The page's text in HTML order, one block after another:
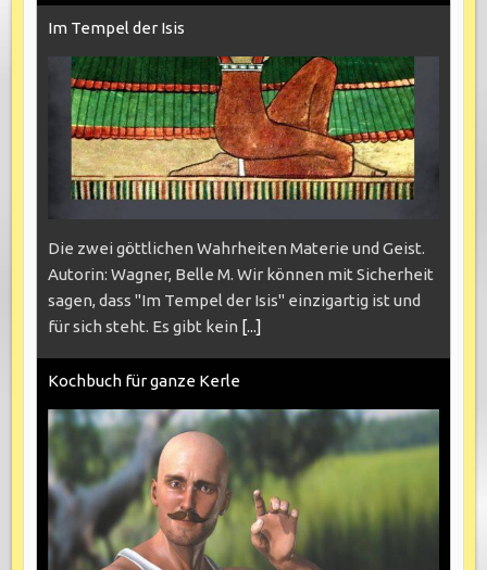
Im Tempel der Isis
Die zwei göttlichen Wahrheiten Materie und Geist.
Autorin: Wagner, Belle M. Wir können mit Sicherheit
sagen, dass "Im Tempel der Isis" einzigartig ist und
für sich steht. Es gibt kein [...]
Kochbuch für ganze Kerle